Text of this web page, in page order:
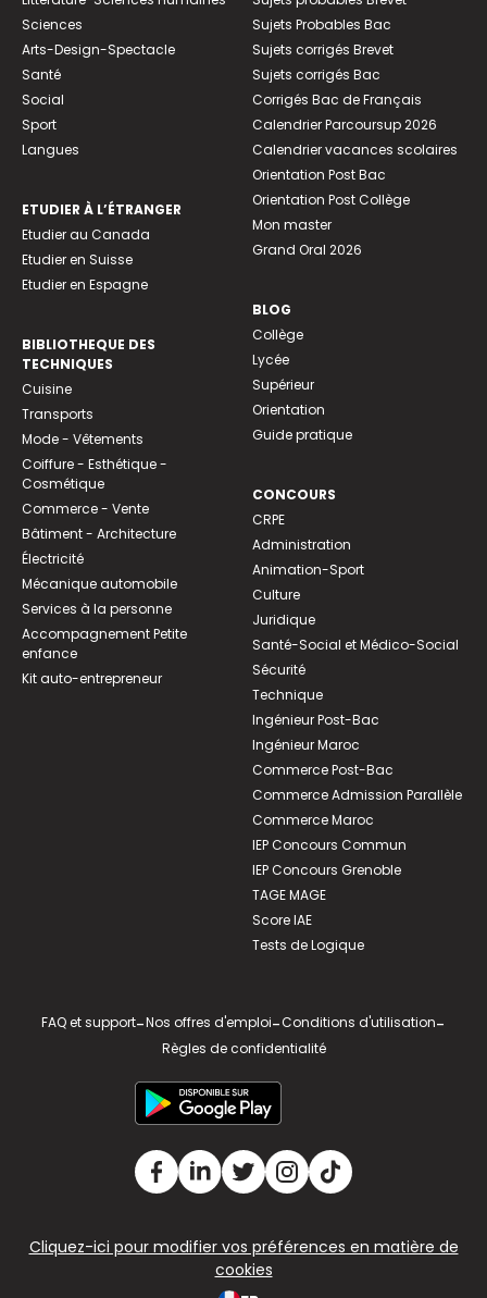
Sciences
Arts-Design-Spectacle
Santé
Social
Sport
Langues
ETUDIER À L’ÉTRANGER
Etudier au Canada
Etudier en Suisse
Etudier en Espagne
BIBLIOTHEQUE DES
TECHNIQUES
Cuisine
Transports
Mode - Vêtements
Coiffure - Esthétique -
Cosmétique
Commerce - Vente
Bâtiment - Architecture
Électricité
Mécanique automobile
Services à la personne
Accompagnement Petite
enfance
Kit auto-entrepreneur
Sujets Probables Bac
Sujets corrigés Brevet
Sujets corrigés Bac
Corrigés Bac de Français
Calendrier Parcoursup 2026
Calendrier vacances scolaires
Orientation Post Bac
Orientation Post Collège
Mon master
Grand Oral 2026
BLOG
Collège
Lycée
Supérieur
Orientation
Guide pratique
CONCOURS
CRPE
Administration
Animation-Sport
Culture
Juridique
Santé-Social et Médico-Social
Sécurité
Technique
Ingénieur Post-Bac
Ingénieur Maroc
Commerce Post-Bac
Commerce Admission Parallèle
Commerce Maroc
IEP Concours Commun
IEP Concours Grenoble
TAGE MAGE
Score IAE
Tests de Logique
FAQ et support-Nos offres d'emploi-Conditions d'utilisation-
Règles de confidentialité
Cliquez-ici pour modifier vos préférences en matière de
cookies